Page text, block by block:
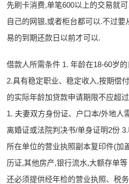
先刷卡消费,单笔600以上的交易就
自己的网银,或者柜台都可以.不过
易的到期还款日以前才可以.
借款人所需条件 1. 年龄在18-60岁
2.具有稳定职业、稳定收入,按期偿
的实际年龄加贷款申请期限不应超
1. 夫妻双方身份证、户口本/外地人
离婚证或法院判决书/单身证明2份
所在单位的营业执照副本复印件(加
历证,其他房产,银行流水,大额存单
还必须提供经年检的营业执照、税